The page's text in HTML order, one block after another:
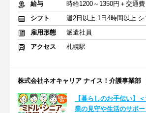
給与
時給1200～1350円＋交通費
シフト
雇用形態
派遣社員
アクセス
札幌駅
株式会社ネオキャリア ナイス！介護事業
【暮らしのお手伝い】
業の見守や生活のサポ